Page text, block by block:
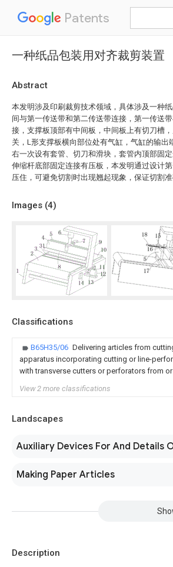
Patents
一种纸品包装用对齐裁剪装置
Abstract
本发明涉及印刷裁剪技术领域，具体涉及一种
间与第一传送带和第二传送带连接，第一传送
接，支撑板顶部有中间板，中间板上有切刀槽
关，L形支撑板横向部位处有气缸，气缸的输
右一次设有套管、切刀和滑块，套管内顶部固
伸缩杆底部固定连接有压板，本发明通过设计
压住，可避免切割时出现翘起现象，保证切割
Images (4)
Classifications
B65H35/06 Delivering articles from
apparatus incorporating cutting or line-
with transverse cutters or perforators from
View 2 more classifications
Landscapes
Auxiliary Devices For And Details
Making Paper Articles
Description